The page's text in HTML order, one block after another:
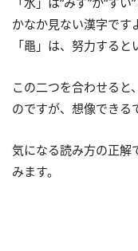
かなか見ない漢字です
「黽」は、努力すると
この二つを合わせると
のですが、想像できる
気になる読み方の正解
みます。